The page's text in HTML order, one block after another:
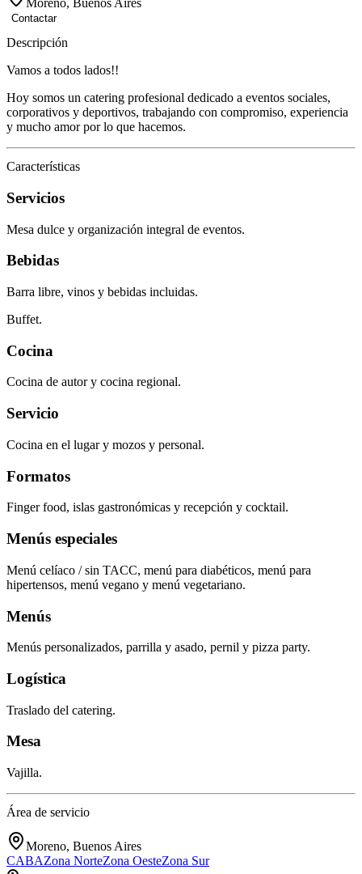
Contactar
Descripción
Vamos a todos lados!!
Hoy somos un catering profesional dedicado a eventos sociales,
corporativos y deportivos, trabajando con compromiso, experiencia
y mucho amor por lo que hacemos.
Características
Servicios
Mesa dulce y organización integral de eventos.
Bebidas
Barra libre, vinos y bebidas incluidas.
Buffet.
Cocina
Cocina de autor y cocina regional.
Servicio
Cocina en el lugar y mozos y personal.
Formatos
Finger food, islas gastronómicas y recepción y cocktail.
Menús especiales
Menú celíaco / sin TACC, menú para diabéticos, menú para
hipertensos, menú vegano y menú vegetariano.
Menús
Menús personalizados, parrilla y asado, pernil y pizza party.
Logística
Traslado del catering.
Mesa
Vajilla.
Área de servicio
Moreno, Buenos Aires
CABAZona NorteZona OesteZona Sur